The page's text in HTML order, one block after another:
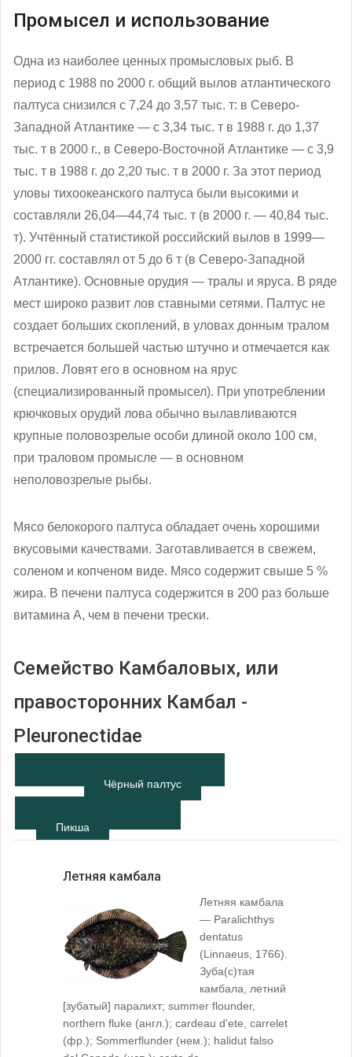
Промысел и использование
Одна из наиболее ценных промысловых рыб. В
период с 1988 по 2000 г. общий вылов атлантического
палтуса снизился с 7,24 до 3,57 тыс. т: в Северо-
Западной Атлантике — с 3,34 тыс. т в 1988 г. до 1,37
тыс. т в 2000 г., в Северо-Восточной Атлантике — с 3,9
тыс. т в 1988 г. до 2,20 тыс. т в 2000 г. За этот период
уловы тихоокеанского палтуса были высокими и
составляли 26,04—44,74 тыс. т (в 2000 г. — 40,84 тыс.
т). Учтённый статистикой российский вылов в 1999—
2000 гг. составлял от 5 до 6 т (в Северо-Западной
Атлантике). Основные орудия — тралы и яруса. В ряде
мест широко развит лов ставными сетями. Палтус не
создает больших скоплений, в уловах донным тралом
встречается большей частью штучно и отмечается как
прилов. Ловят его в основном на ярус
(специализированный промысел). При употреблении
крючковых орудий лова обычно вылавливаются
крупные половозрелые особи длиной около 100 см,
при траловом промысле — в основном
неполовозрелые рыбы.
Мясо белокорого палтуса обладает очень хорошими
вкусовыми качествами. Заготавливается в свежем,
соленом и копченом виде. Мясо содержит свыше 5 %
жира. В печени палтуса содержится в 200 раз больше
витамина А, чем в печени трески.
Семейство Камбаловых, или
правосторонних Камбал -
Pleuronectidae
Чёрный палтус
Пикша
Летняя камбала
Летняя камбала
— Paralichthys
dentatus
(Linnaeus, 1766).
Зуба(с)тая
камбала, летний
[зубатый] паралихт; summer flounder,
northern fluke (англ.); cardeau d'ete, carrelet
(фр.); Sommerflunder (нем.); halidut falso